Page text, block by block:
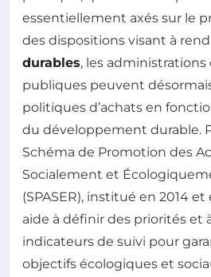
essentiellement axés sur le
des dispositions visant à
durables, les
publiques peuvent
politiques d’achats en
du développement durable.
Schéma de Promotion des
Socialement et
(SPASER), institué en 2014
aide à définir des priorités et
indicateurs de suivi pour
objectifs écologiques et